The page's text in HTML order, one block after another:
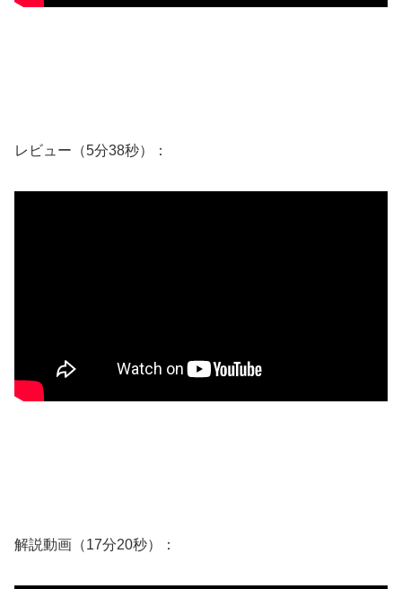
レビュー（5分38秒）：
解説動画（17分20秒）：